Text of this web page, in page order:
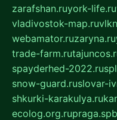
zarafshan.ruyork-life.ru
vladivostok-map.ru
webamator.ruzaryna.ru
trade-farm.ru
spayderhed-2022.ru
snow-guard.ruslovar-
shkurki-karakulya.ru
ecolog.org.ru